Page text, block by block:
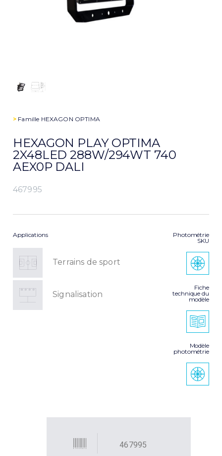
> Famille HEXAGON OPTIMA
HEXAGON PLAY OPTIMA
2X48LED 288W/294WT 740
AEX0P DALI
467995
Applications
Terrains de sport
Signalisation
Photométrie
SKU
Fiche
technique du
modèle
Modèle
photométrie
467995